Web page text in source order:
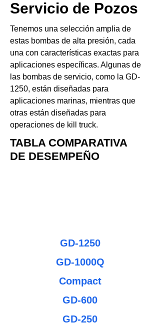
Servicio de Pozos
Tenemos una selección amplia de
estas bombas de alta presión, cada
una con características exactas para
aplicaciones específicas. Algunas de
las bombas de servicio, como la GD-
1250, están diseñadas para
aplicaciones marinas, mientras que
otras están diseñadas para
operaciones de kill truck.
TABLA COMPARATIVA
DE DESEMPEÑO
GD-1250
GD-1000Q
Compact
GD-600
GD-250